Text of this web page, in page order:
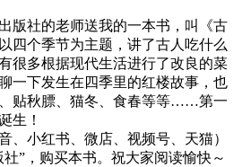
版社的老师送我的一本书，叫《古
四个季节为主题，讲了古人吃什么
很多根据现代生活进行了改良的菜
一下发生在四季里的红楼故事，也
贴秋膘、猫冬、食春等等……第一
生！
、小红书、微店、视频号、天猫）
”，购买本书。祝大家阅读愉快～